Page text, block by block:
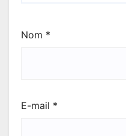
Nom *
E-mail *